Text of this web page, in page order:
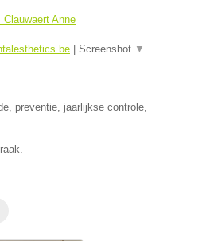
Anne
Screenshot ▼
preventie, jaarlijkse controle,